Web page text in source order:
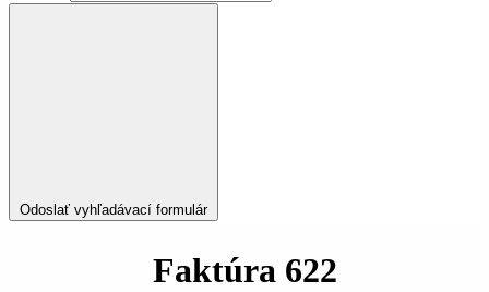
Odoslať vyhľadávací formulár
Faktúra 622